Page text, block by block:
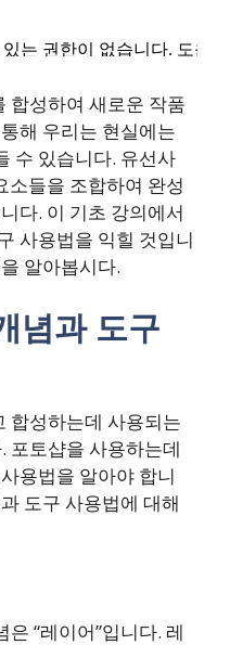
합성하여 새로운 작품
해 우리는 현실에는
수 있습니다. 유선사
소들을 조합하여 완성
다. 이 기초 강의에서
사용법을 익힐 것입니
알아봅시다.
념과 도구
합성하는데 사용되는
포토샵을 사용하는데
용법을 알아야 합니
도구 사용법에 대해
“레이어”입니다. 레